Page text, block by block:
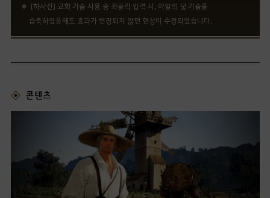
[하사신] 교화 기술 사용 중 좌클릭 입력 시, 아알의 덫 기술을
습득하였음에도 효과가 변경되지 않던 현상이 수정되었습니다.
콘텐츠